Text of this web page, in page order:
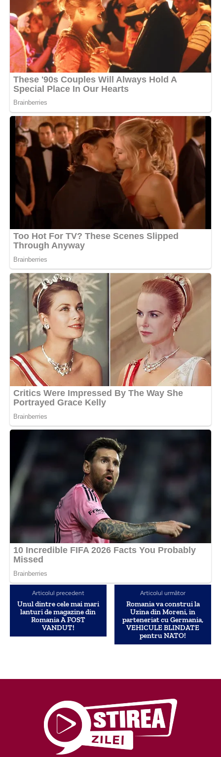
Articolul precedent
Unul dintre cele mai mari
lanturi de magazine din
Romania A FOST
VANDUT!
Articolul următor
Romania va construi la
Uzina din Moreni, in
parteneriat cu Germania,
VEHICULE BLINDATE
pentru NATO!